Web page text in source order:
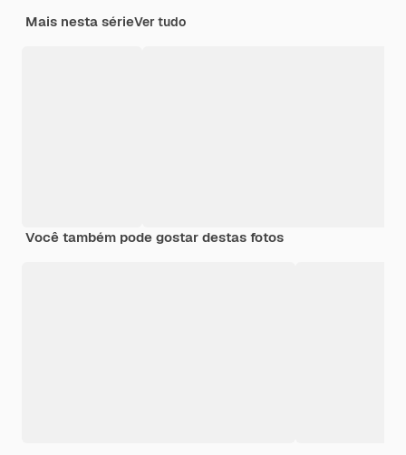
Mais nesta sérieVer tudo
Você também pode gostar destas fotos